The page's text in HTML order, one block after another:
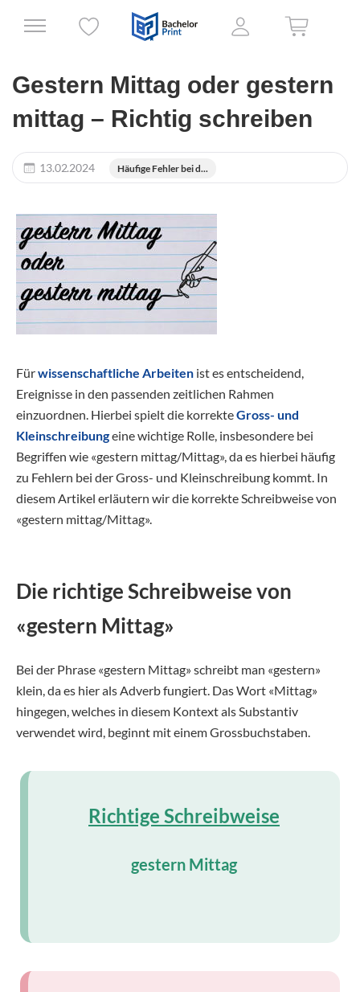
Gestern Mittag oder gestern
mittag – Richtig schreiben
13.02.2024 Häufige Fehler bei d...
Fürwissenschaftliche Arbeiten ist es entscheidend,
Ereignisse in den passenden zeitlichen Rahmen
einzuordnen. Hierbei spielt die korrekteGross- und
Kleinschreibungeine wichtige Rolle, insbesondere bei
Begriffen wie «gestern mittag/Mittag», da es hierbei häufig
zu Fehlern bei der Gross- und Kleinschreibung kommt. In
diesem Artikel erläutern wir die korrekte Schreibweise von
«gestern mittag/Mittag».
Die richtige Schreibweise von
«gestern Mittag»
Bei der Phrase «gestern Mittag» schreibt man «gestern»
klein, da es hier als Adverb fungiert. Das Wort «Mittag»
hingegen, welches in diesem Kontext als Substantiv
verwendet wird, beginnt mit einem Grossbuchstaben.
Richtige Schreibweise
gestern Mittag